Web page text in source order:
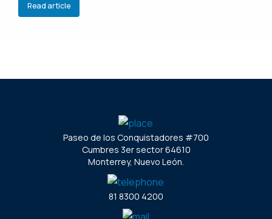
Read article
Paseo de los Conquistadores #700
Cumbres 3er sector 64610
Monterrey, Nuevo León.
81 8300 4200